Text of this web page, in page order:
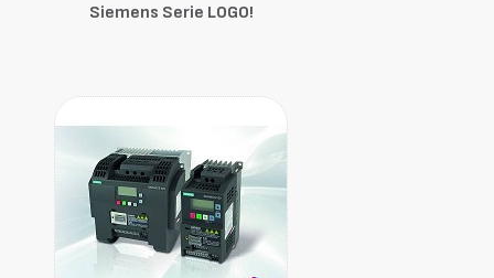
Siemens Serie LOGO!